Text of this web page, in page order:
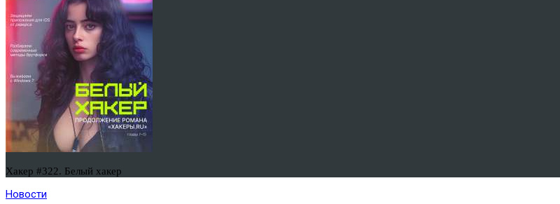
Хакер #322. Белый хакер
Новости